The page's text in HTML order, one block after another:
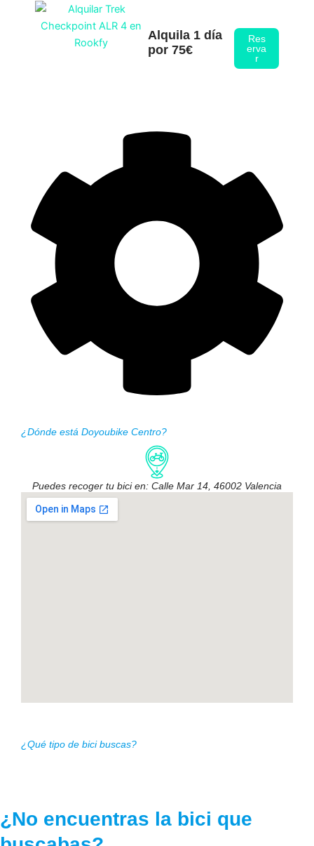
¿Dónde está Doyoubike Centro?
Puedes recoger tu bici en: Calle Mar 14, 46002 Valencia
¿Qué tipo de bici buscas?
Alquila 1 día
por 75€
Res
erva
r
¿No encuentras la bici que